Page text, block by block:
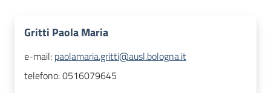
Gritti Paola Maria
e-mail: paolamaria.gritti@ausl.bologna.it
telefono:0516079645